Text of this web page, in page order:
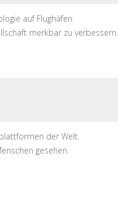
auf Flughäfen.
merkbar zu verbessern.
der Welt.
gesehen.